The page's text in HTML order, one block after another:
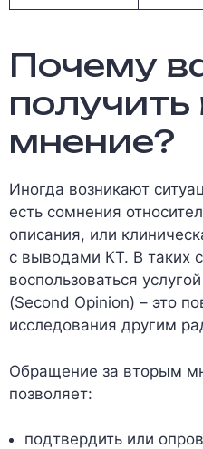
Почему
получить
мнение?
Иногда возникают
есть сомнения
описания, или
с выводами КТ. В таких
воспользоваться
(Second Opinion) – это
исследования другим
Обращение за вторым
позволяет:
подтвердить или